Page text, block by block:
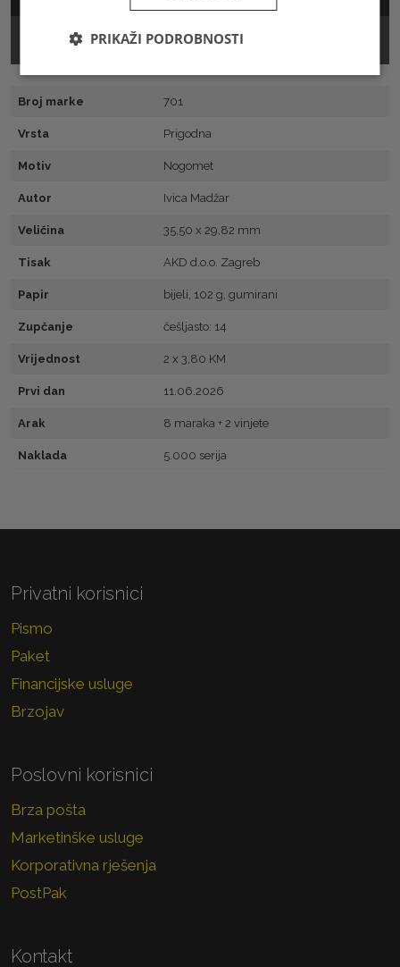
Prospekt
Broj marke 701
Vrsta Prigodna
Motiv Nogomet
Autor Ivica Madžar
Veličina 35,50 x 29,82 mm
Tisak AKD d.o.o. Zagreb
Papir bijeli, 102 g, gumirani
Zupčanje češljasto: 14
Vrijednost 2 x 3,80 KM
Prvi dan 11.06.2026
Arak 8 maraka + 2 vinjete
Naklada 5.000 serija
Privatni korisnici
Pismo
Paket
Financijske usluge
Brzojav
Poslovni korisnici
Brza pošta
Marketinške usluge
Korporativna rješenja
PostPak
Kontakt
PRIKAŽI PODROBNOSTI